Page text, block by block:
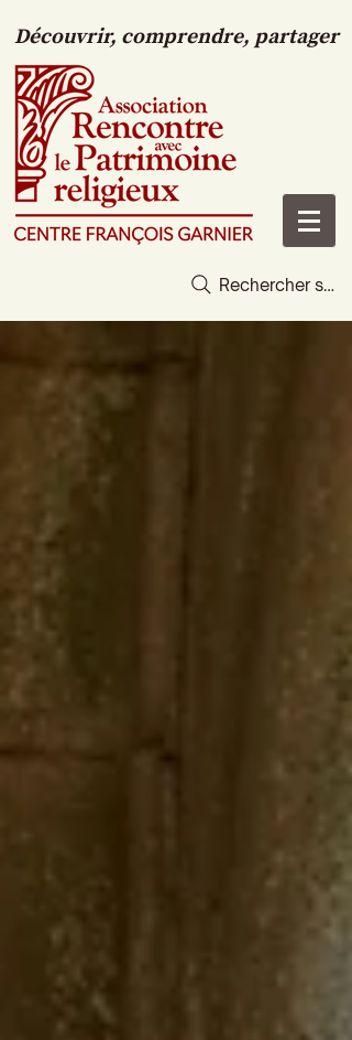
Découvrir, comprendre, partager
Rechercher sur